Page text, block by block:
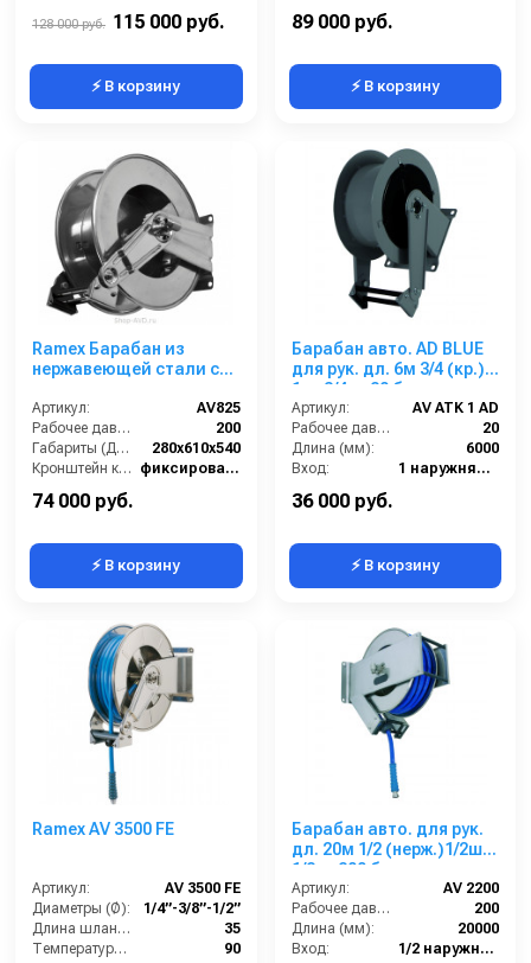
открытая
128 000 руб. 115 000 руб.
⚡ В корзину
89 000 руб.
⚡ В корзину
Ramex Барабан из
нержавеющей стали с
механизмом AV 825
Артикул:
AV825
Рабочее давление (бар):
200
Габариты (ДхШхВ):
280x610x540
Кронштейн катушки:
фиксированный
Наличие шланга:
74 000 руб.
⚡ В корзину
Барабан авто. AD BLUE
для рук. дл. 6м 3/4 (кр.)
1ш. 3/4ш. 20 бар
Артикул:
AV ATK 1 AD
Рабочее давление (бар):
20
Длина (мм):
6000
Вход:
1 наружняя резьба
36 000 руб.
⚡ В корзину
Ramex AV 3500 FE
Артикул:
AV 3500 FE
Диаметры (Ø):
1/4”-3/8”-1/2”
Длина шланга ВД (м):
35
Температура (°C):
90
Барабан авто. для рук.
дл. 20м 1/2 (нерж.)1/2ш.
1/2ш. 200 бар
Артикул:
AV 2200
Рабочее давление (бар):
200
Длина (мм):
20000
Вход:
1/2 наружняя резьба